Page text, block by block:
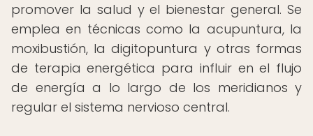
promover la salud y el bienestar general. Se
emplea en técnicas como la acupuntura, la
moxibustión, la digitopuntura y otras formas
de terapia energética para influir en el flujo
de energía a lo largo de los meridianos y
regular el sistema nervioso central.